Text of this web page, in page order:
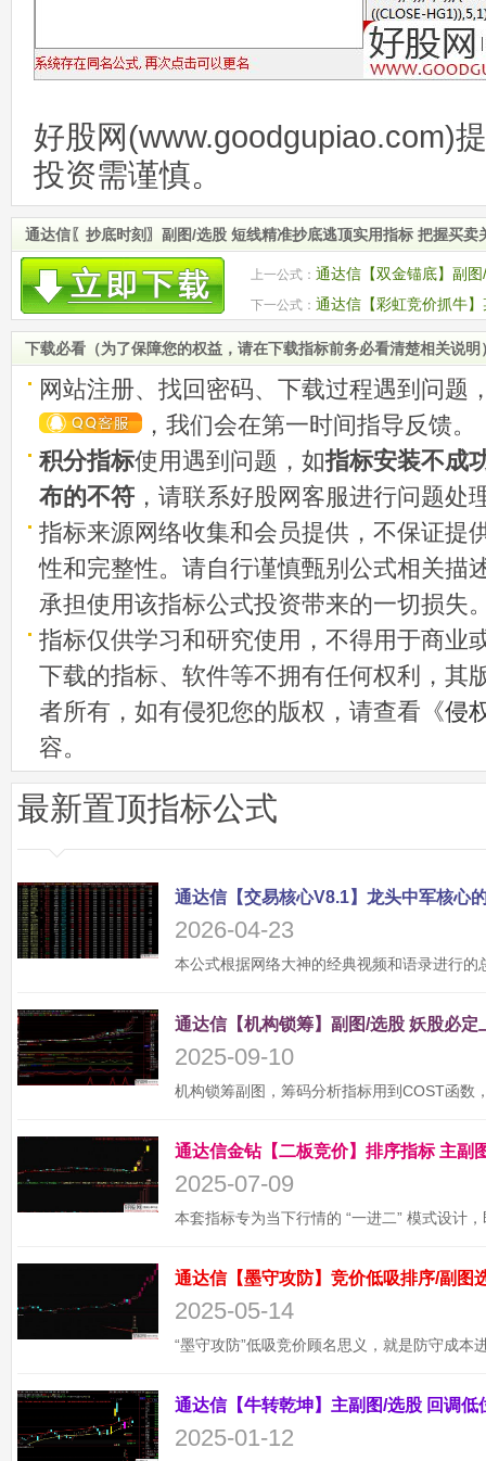
好股网(www.goodgupiao.com)
投资需谨慎。
通达信〖抄底时刻〗副图/选股 短线精准抄底逃顶实用指标 把握买卖
上一公式： 通达信【双金锚底】副
通达信通用 源码
下一公式： 通达信【彩虹竞价抓牛
力牛股 源码
下载必看（为了保障您的权益，请在下载指标前务必看清楚相关说明
网站注册、找回密码、下载过程遇到问题
，我们会在第一时间指导反馈。
积分指标使用遇到问题，如指标安装不成
布的不符 ，请联系好股网客服进行问题处
指标来源网络收集和会员提供，不保证提
性和完整性。请自行谨慎甄别公式相关描
承担使用该指标公式投资带来的一切损失
指标仅供学习和研究使用，不得用于商业
下载的指标、软件等不拥有任何权利，其
者所有，如有侵犯您的版权，请查看《侵
容。
最新置顶指标公式
2026-04-23
2025-09-10
2025-07-09
2025-05-14
2025-01-12